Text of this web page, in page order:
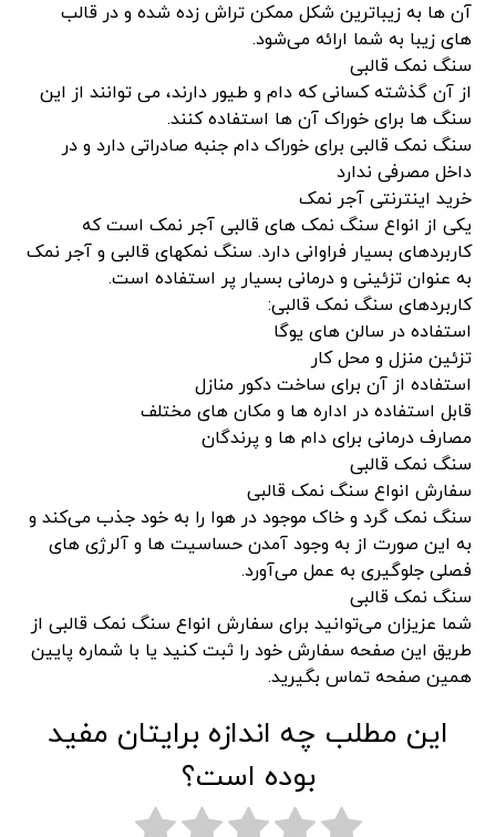
آن ها به زیباترین شکل ممکن تراش زده شده و در قالب
های زیبا به شما ارائه می‌شود.
سنگ نمک قالبی
از آن گذشته کسانی که دام و طیور دارند، می توانند از این
سنگ ها برای خوراک آن ها استفاده کنند.
سنگ نمک قالبی برای خوراک دام جنبه صادراتی دارد و در
داخل مصرفی ندارد
خرید اینترنتی آجر نمک
یکی از انواع سنگ نمک های قالبی آجر نمک است که
کاربردهای بسیار فراوانی دارد. سنگ نمکهای قالبی و آجر نمک
به عنوان تزئینی و درمانی بسیار پر استفاده است.
کاربردهای سنگ نمک قالبی:
استفاده در سالن های یوگا
تزئین منزل و محل کار
استفاده از آن برای ساخت دکور منازل
قابل استفاده در اداره ها و مکان های مختلف
مصارف درمانی برای دام ها و پرندگان
سنگ نمک قالبی
سفارش انواع سنگ نمک قالبی
سنگ نمک گرد و خاک موجود در هوا را به خود جذب می‌کند و
به این صورت از به وجود آمدن حساسیت ها و آلرژی های
فصلی جلوگیری به عمل می‌آورد.
سنگ نمک قالبی
شما عزیزان می‌توانید برای سفارش انواع سنگ نمک قالبی از
طریق این صفحه سفارش خود را ثبت کنید یا با شماره پایین
همین صفحه تماس بگیرید.
این مطلب چه اندازه برایتان مفید
بوده است؟